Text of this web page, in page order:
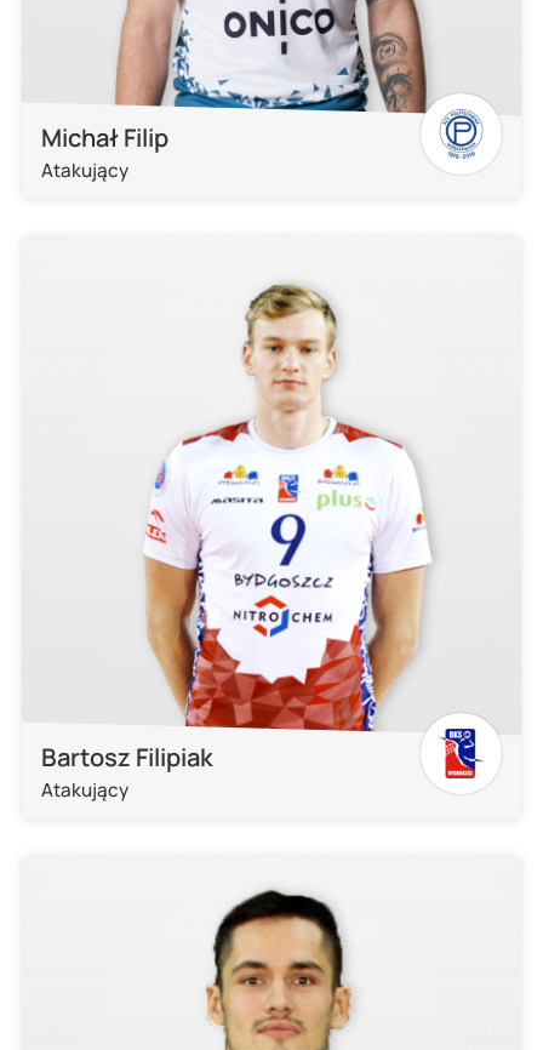
Michał Filip
Atakujący
Bartosz Filipiak
Atakujący